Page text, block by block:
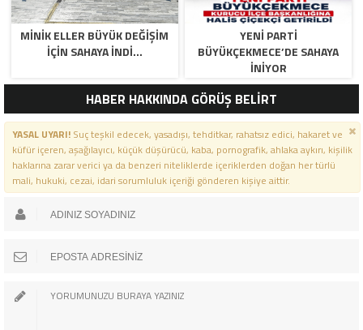
MİNİK ELLER BÜYÜK DEĞİŞİM
İÇİN SAHAYA İNDİ…
YENİ PARTİ
BÜYÜKÇEKMECE’DE SAHAYA
İNİYOR
HABER HAKKINDA GÖRÜŞ BELİRT
YASAL UYARI!Suç teşkil edecek, yasadışı, tehditkar, rahatsız edici, hakaret ve
küfür içeren, aşağılayıcı, küçük düşürücü, kaba, pornografik, ahlaka aykırı, kişilik
haklarına zarar verici ya da benzeri niteliklerde içeriklerden doğan her türlü
mali, hukuki, cezai, idari sorumluluk içeriği gönderen kişiye aittir.